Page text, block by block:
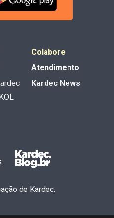
Colabore
Atendimento
Kardec News
de Kardec.